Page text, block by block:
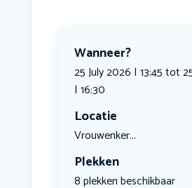
Wanneer?
25 July 2026 | 13:45 tot
| 16:30
Locatie
Vrouwenker...
Plekken
8 plekken beschikbaar